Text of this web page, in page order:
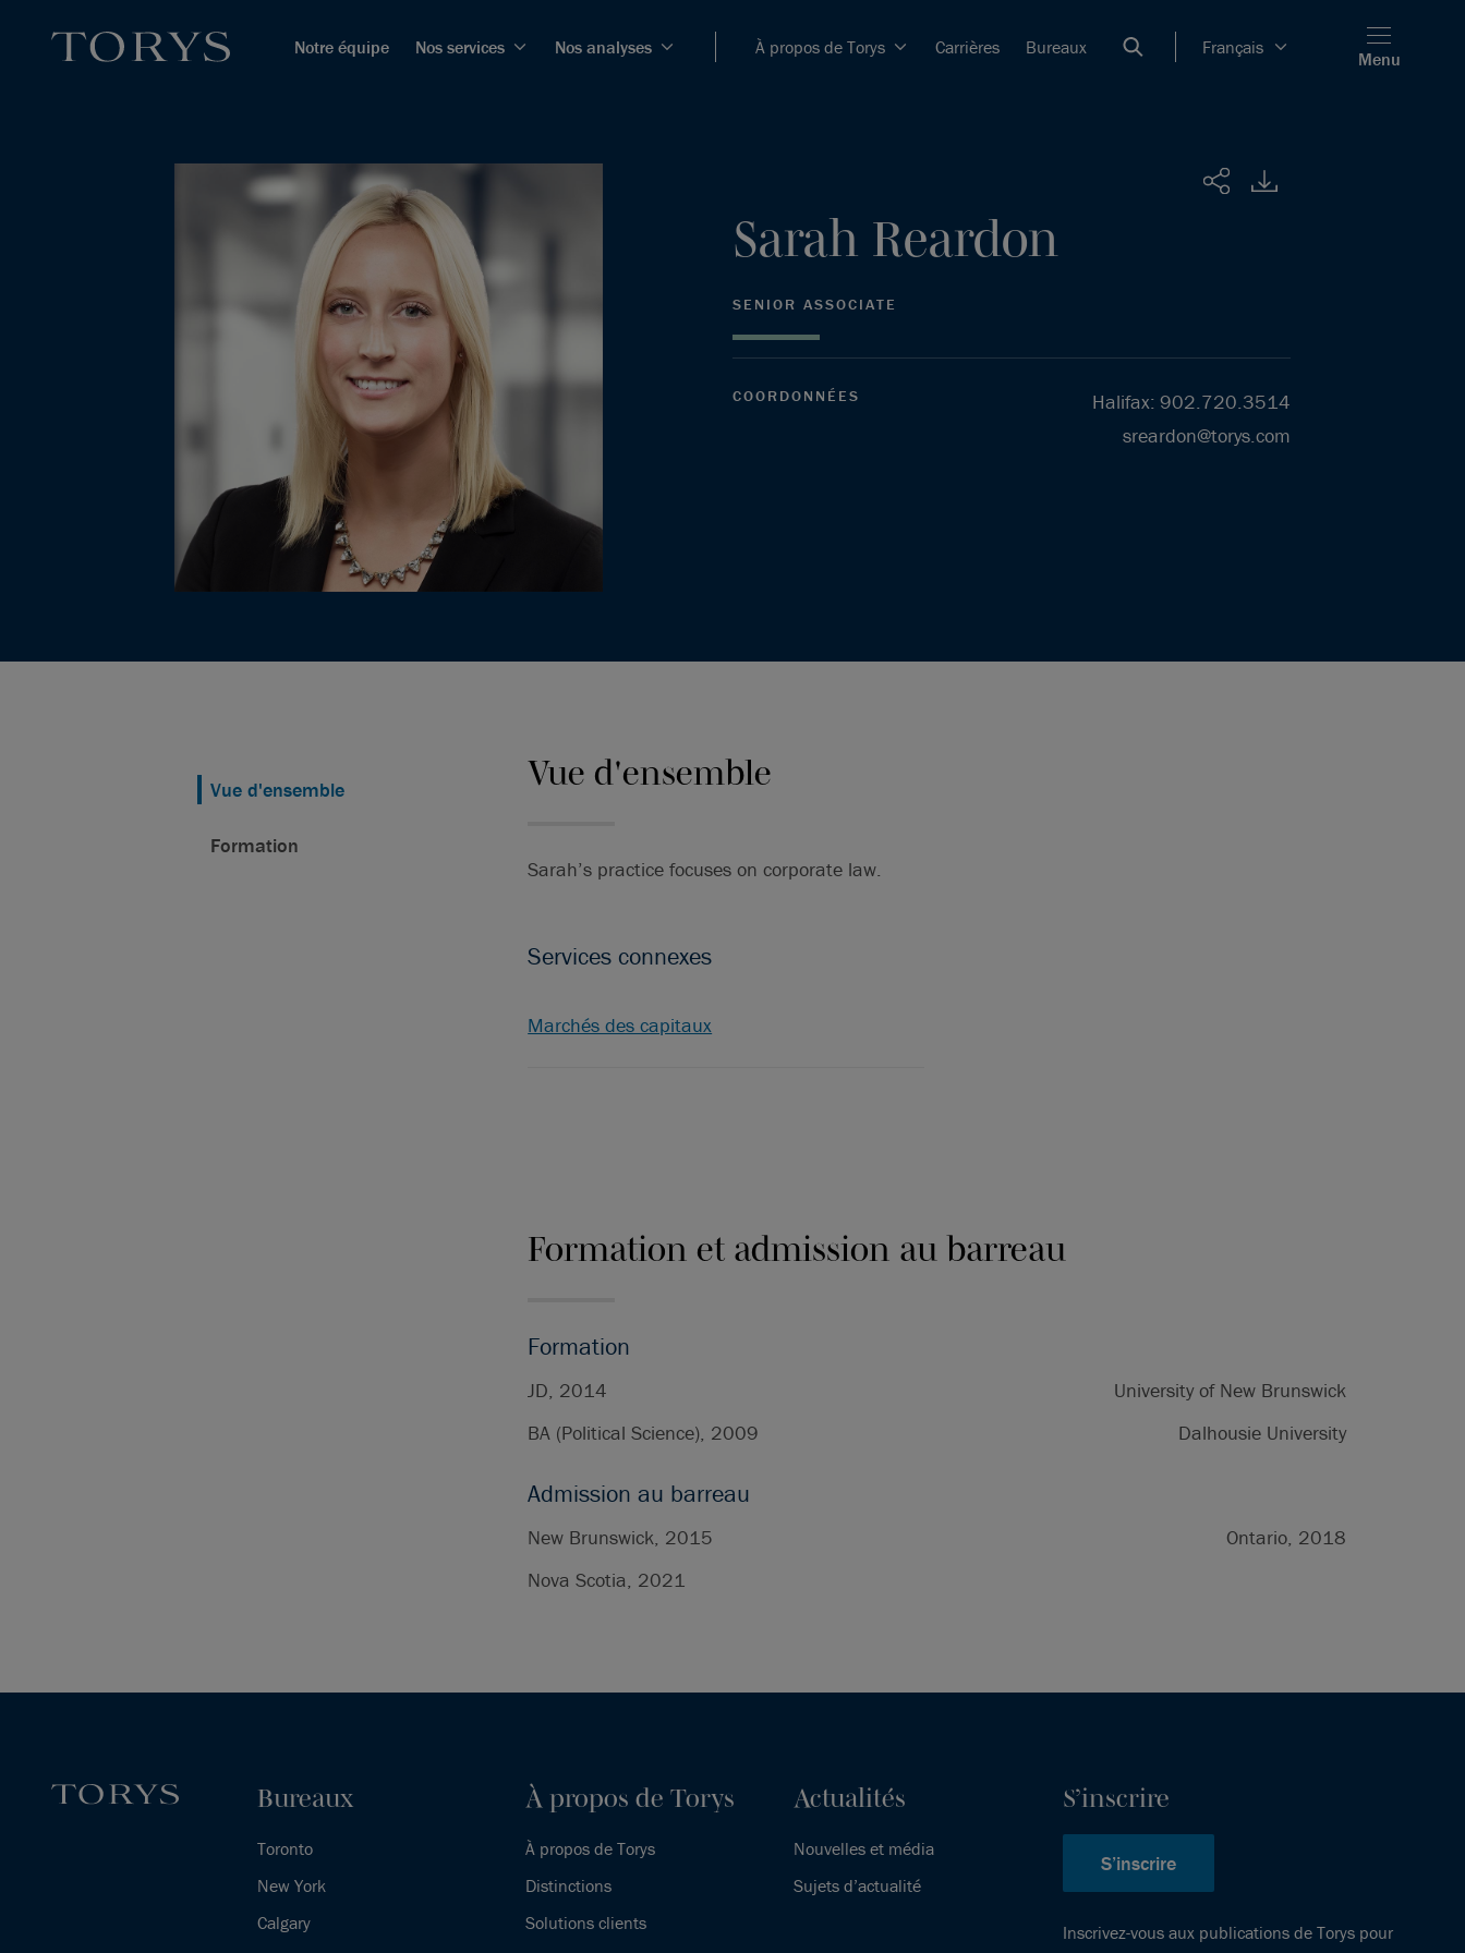
Notre équipe Nos services Nos analyses À propos de Torys Carrières Bureaux Français
Menu
Partager
Sarah Reardon
SENIOR ASSOCIATE
COORDONNÉES Halifax: 902.720.3514
sreardon@torys.com
Vue d'ensemble
Formation
Vue d'ensemble
Sarah’s practice focuses on corporate law.
Services connexes
Marchés des capitaux
Formation et admission au barreau
Formation
JD, 2014
University of New Brunswick
BA (Political Science), 2009
Dalhousie University
Admission au barreau
New Brunswick, 2015
Ontario, 2018
Nova Scotia, 2021
Bureaux
Toronto
New York
Calgary
À propos de Torys
À propos de Torys
Distinctions
Solutions clients
Actualités
Nouvelles et média
Sujets d’actualité
S’inscrire
S’inscrire
Inscrivez-vous aux publications de Torys pour